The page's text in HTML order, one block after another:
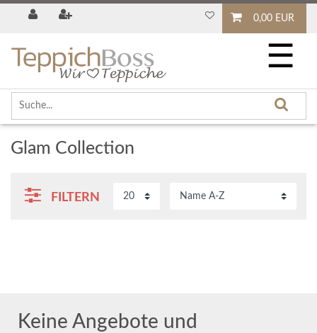
0,00 EUR
☰
Glam Collection
FILTERN
Keine Angebote und